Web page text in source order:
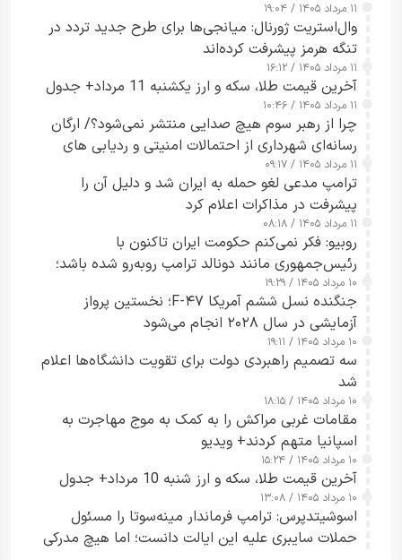
۱۱ مرداد ۱۴۰۵ / ۱۹:۰۴
وال‌استریت ژورنال: میانجی‌ها برای طرح جدید تردد در
تنگه هرمز پیشرفت کرده‌اند
۱۱ مرداد ۱۴۰۵ / ۱۶:۱۲
آخرین قیمت طلا، سکه و ارز یکشنبه 11 مرداد+ جدول
۱۱ مرداد ۱۴۰۵ / ۱۰:۴۶
چرا از رهبر سوم هیچ صدایی منتشر نمی‌شود؟/ ارگان
رسانه‌ای شهرداری از احتمالات امنیتی و ردیابی های
جاسوسی گفت
۱۱ مرداد ۱۴۰۵ / ۰۹:۱۷
ترامپ مدعی لغو حمله به ایران شد و دلیل آن را
پیشرفت در مذاکرات اعلام کرد
۱۱ مرداد ۱۴۰۵ / ۰۸:۱۸
روبیو: فکر نمی‌کنم حکومت ایران تاکنون با
رئیس‌جمهوری مانند دونالد ترامپ روبه‌رو شده باشد؛
کسی که واقعاً دست به اقدام می‌زند
۱۰ مرداد ۱۴۰۵ / ۱۹:۲۹
جنگنده نسل ششم آمریکا F-۴۷؛ نخستین پرواز
آزمایشی در سال ۲۰۲۸ انجام می‌شود
۱۰ مرداد ۱۴۰۵ / ۱۹:۱۱
سه تصمیم راهبردی دولت برای تقویت دانشگاه‌ها اعلام
شد
۱۰ مرداد ۱۴۰۵ / ۱۸:۱۵
مقامات غربی مراکش را به کمک به موج مهاجرت به
اسپانیا متهم کردند+ ویدیو
۱۰ مرداد ۱۴۰۵ / ۱۵:۲۴
آخرین قیمت طلا، سکه و ارز شنبه 10 مرداد+ جدول
۱۰ مرداد ۱۴۰۵ / ۱۳:۰۸
اسوشیتدپرس: ترامپ فرماندار مینه‌سوتا را مسئول
حملات سایبری علیه این ایالت دانست؛ اما هیچ مدرکی